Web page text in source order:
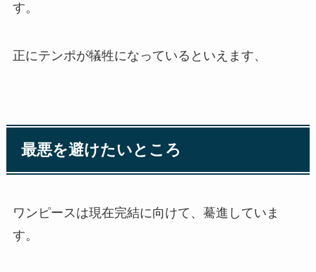
す。
正にテンポが犠牲になっているといえます、
最悪を避けたいところ
ワンピースは現在完結に向けて、驀進していま
す。